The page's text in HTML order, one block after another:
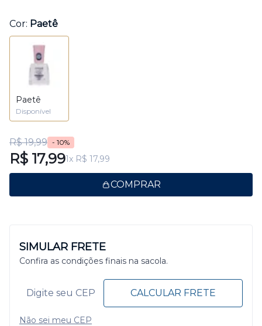
Cor: Paetê
Paetê
Disponível
R$ 19,99 - 10%
R$ 17,991x R$ 17,99
COMPRAR
SIMULAR FRETE
Confira as condições finais na sacola.
CALCULAR FRETE
Não sei meu CEP